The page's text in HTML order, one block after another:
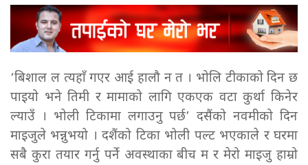
‘बिशाल ल त्यहाँ गएर आई हालौ न त । भोलि टीकाको दिन छ
पाइयो भने तिमी र मामाको लागि एकएक वटा कुर्था किनेर
ल्याउँ । भोली टिकामा लगाउनु पर्छ’ दसैंको नवमीको दिन
माइजुले भन्नुभयो । दशैंको टिका भोली पल्ट भएकाले र घरमा
सबै कुरा तयार गर्नु पर्ने अवस्थाका बीच म र मेरो माइजु हाम्रो